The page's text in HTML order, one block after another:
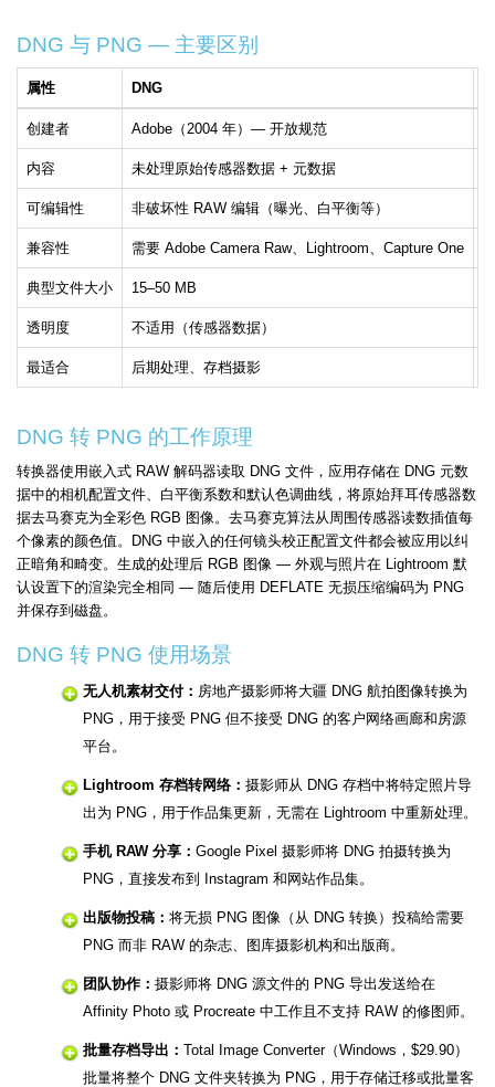
DNG 与 PNG — 主要区别
属性 DNG
创建者 Adobe（2004 年）— 开放规范
内容 未处理原始传感器数据 + 元数据
可编辑性 非破坏性 RAW 编辑（曝光、白平衡等）
兼容性 需要 Adobe Camera Raw、Lightroom、Capture One
典型文件大小 15–50 MB
透明度 不适用（传感器数据）
最适合 后期处理、存档摄影
DNG 转 PNG 的工作原理
转换器使用嵌入式 RAW 解码器读取 DNG 文件，应用存储在 DNG 元数
据中的相机配置文件、白平衡系数和默认色调曲线，将原始拜耳传感器数
据去马赛克为全彩色 RGB 图像。去马赛克算法从周围传感器读数插值每
个像素的颜色值。DNG 中嵌入的任何镜头校正配置文件都会被应用以纠
正暗角和畸变。生成的处理后 RGB 图像 — 外观与照片在 Lightroom 默
认设置下的渲染完全相同 — 随后使用 DEFLATE 无损压缩编码为 PNG
并保存到磁盘。
DNG 转 PNG 使用场景
无人机素材交付： 房地产摄影师将大疆 DNG 航拍图像转换为
PNG，用于接受 PNG 但不接受 DNG 的客户网络画廊和房源
平台。
Lightroom 存档转网络： 摄影师从 DNG 存档中将特定照片导
出为 PNG，用于作品集更新，无需在 Lightroom 中重新处理。
手机 RAW 分享： Google Pixel 摄影师将 DNG 拍摄转换为
PNG，直接发布到 Instagram 和网站作品集。
出版物投稿： 将无损 PNG 图像（从 DNG 转换）投稿给需要
PNG 而非 RAW 的杂志、图库摄影机构和出版商。
团队协作： 摄影师将 DNG 源文件的 PNG 导出发送给在
Affinity Photo 或 Procreate 中工作且不支持 RAW 的修图师。
批量存档导出： Total Image Converter（Windows，$29.90）
批量将整个 DNG 文件夹转换为 PNG，用于存储迁移或批量客